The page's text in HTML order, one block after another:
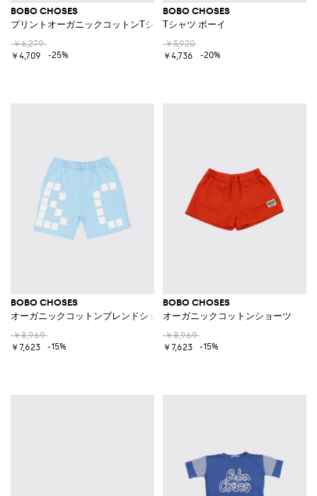
BOBO CHOSES
プリントオーガニックコットンTシャツ
￥6,279
￥4,709
-25%
BOBO CHOSES
Tシャツ ボーイ
￥5,920
￥4,736
-20%
BOBO CHOSES
オーガニックコットンブレンドショーツ
￥8,969
￥7,623
-15%
BOBO CHOSES
オーガニックコットンショーツ
￥8,969
￥7,623
-15%